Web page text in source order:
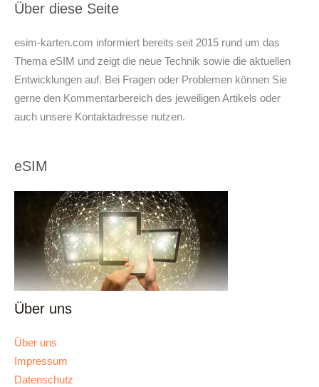
Über diese Seite
esim-karten.com informiert bereits seit 2015 rund um das
Thema eSIM und zeigt die neue Technik sowie die aktuellen
Entwicklungen auf. Bei Fragen oder Problemen können Sie
gerne den Kommentarbereich des jeweiligen Artikels oder
auch unsere Kontaktadresse nutzen.
eSIM
Über uns
Über uns
Impressum
Datenschutz